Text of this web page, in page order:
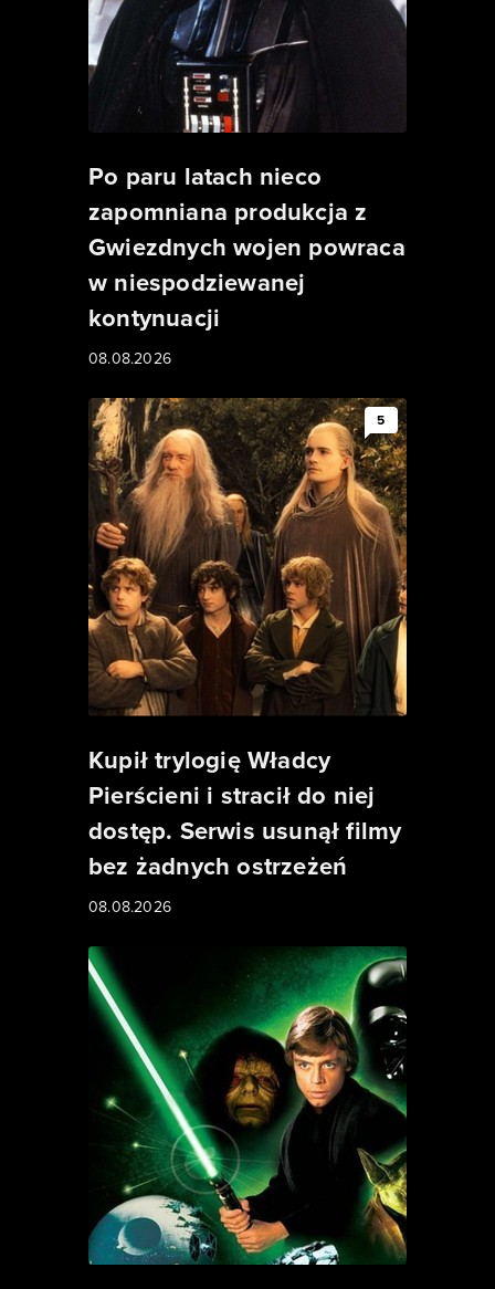
Po paru latach nieco
zapomniana produkcja z
Gwiezdnych wojen powraca
w niespodziewanej
kontynuacji
08.08.2026
5
Kupił trylogię Władcy
Pierścieni i stracił do niej
dostęp. Serwis usunął filmy
bez żadnych ostrzeżeń
08.08.2026